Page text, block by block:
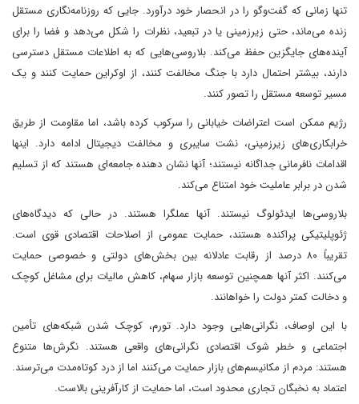
تنها زمانی که گفت‌وگو را در انحصار خود درآورد. جایی که روزنامه‌نگاری مستقل
زنده می‌ماند، حتی زیرزمینی یا در تبعید، نظرات را شکل می‌دهد و فضا را برای
آینده‌های جایگزین حفظ می‌کند. بلاروسی‌هایی که به اطلاعات مستقل دسترسی
دارند، بیشتر احتمال دارد با جنگ مخالفت کنند، از اوکراین حمایت کنند و یک
مسیر توسعه مستقل را تصور کنند.
رژیم ممکن است اعتراضات خیابانی را سرکوب کرده باشد، اما مقاومت از طریق
خرابکاری‌های زیرزمینی، نشت سایبری و مخالفت دیجیتال ادامه دارد. اینها
اقدامات نافرمانی جداگانه نیستند؛ آنها نشان دهنده جامعه‌ای هستند که از تسلیم
شدن در برابر عاملیت خود امتناع می‌کند.
بلاروسی‌ها ایدئولوگ نیستند. آنها عملگرا هستند. در حالی که دیدگاه‌های
ژئوپلیتیکی پراکنده هستند، حمایت عمومی از اصلاحات اقتصادی قوی است.
تقریباً ۸۰ درصد از رقابت عادلانه بین بخش‌های دولتی و خصوصی حمایت
می‌کنند. اکثر آنها همچنین توسعه بازار سهام، کاهش مالیات برای مشاغل کوچک
و دخالت کمتر دولت را خواهانند.
با این اوصاف، نگرانی‌هایی وجود دارد. تورم، کوچک شدن شبکه‌های تأمین
اجتماعی و خطر شوک اقتصادی نگرانی‌های واقعی هستند. نگرش‌ها متنوع
هستند: مردم از مکانیسم‌های بازار حمایت می‌کنند اما از درد کوتاه‌مدت می‌ترسند.
اعتماد به نخبگان تجاری محدود است، اما حمایت از کارآفرینی بالاست.